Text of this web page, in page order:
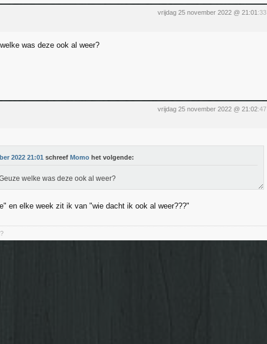
vrijdag 25 november 2022 @ 21:01 :33
was deze ook al weer?
vrijdag 25 november 2022 @ 21:02:47
2022 21:01 schreef Momo het volgende:
welke was deze ook al weer?
en elke week zit ik van "wie dacht ik ook al weer???"